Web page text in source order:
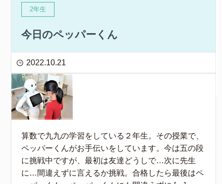
2年生
今日のペッパーくん
2022.10.21
算数で九九の学習をしている２年生。その授業で、
ペッパーくんがお手伝いをしています。今は五の段
に挑戦中ですが、最初は友達どうしで…次に先生
に…間違えずに言えるか挑戦。合格したら最後はペ